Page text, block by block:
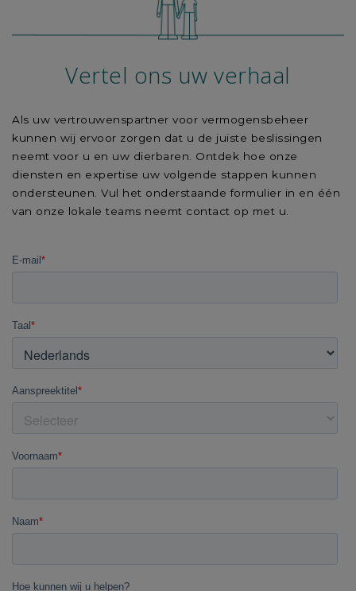
Vertel ons uw verhaal
Als uw vertrouwenspartner voor vermogensbeheer
kunnen wij ervoor zorgen dat u de juiste beslissingen
neemt voor u en uw dierbaren. Ontdek hoe onze
diensten en expertise uw volgende stappen kunnen
ondersteunen. Vul het onderstaande formulier in en één
van onze lokale teams neemt contact op met u.